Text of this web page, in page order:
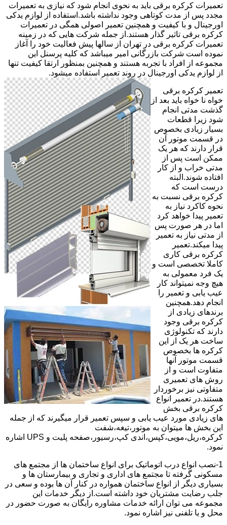
تعمیرات کرکره برقی باید به نحوی انجام شود که نیازی به تعمیرات
مجدد پس از مدت کوتاهی وجود نداشته باشد.استفاده از لوازم یدکی
اورجینال و با کیفیت و همچنین تعمیر اصولی همگی در تعمیرات
کرکره برقی تاثیر گذار هستند.از جمله شرکت هایی که در زمینه
تعمیرات کرکره برقی در تهران از سالها پیش فعالیت خود را آغاز
نموده است شرکت بازرگانی امیر میباشد که کلیه پرسنل این
مجموعه از افراد با تجربه هستند و همچنین بمنظور ارتقا کیفیت تنها
از لوازم یدکی اورجینال در روند تعمیر استفاده میشود.
تعمیر کرکره برقی
خواه نا خواه باید بعد از
گذشت مدتی انجام
شود زیرا قطعات
بسیار زیادی بخصوص
در قسمت موتور آن
قرار دارند که هر یک
ممکن است پس از
مدتی خراب و از کار
افتاده شوند.البته
درست است که
کرکره برقی نسبت به
نحوه کاکرد نیاز به
تعمیر پیدا خواهد کرد
اما در هر صورت پس
از مدتی نیاز به تعمیر
پیدا میکند.تعمیر
کرکره برقی کاری
کاملا تخصصی است و
یک فرد معمولی به
هیچ وجه نمیتواند کار
عیب یابی و تعمیر را
انجام دهد.همچنین
برندهای زیادی از
کرکره برقی وجود
دارند که تکنولوژی
ساخت هر یک از این
کرکره ها بخصوص
قسمت موتور آنها
متفاوت است و از
روش های تعمیری
متفاوتی نیز برخوردار
هستند.در تعمیر انواع
کرکره برقی بخش
های زیادی مورد عیب یابی و سپس تعمیر قرار میگیرند که از جمله
این بخش ها میتوان به موتور،تیغه،شفت
کرکره،ریل،مویی،کپس،اندی کپ،رسیور،صفحه پلیت و UPS اشاره
نمود.
1-نصب انواع درب اتوماتیک برای انواع ساختمان ها از مجتمع های
مسکونی گرفته تا مجتمع های اداری و تجاری و بیمارستان ها و
بسیاری دیگر از انواع ساختمان همواره در کنار آن ها بوده و سعی در
جلب رضایت مشتریان خود داشته است.از دیگر خدمات این
مجموعه می توان ارائه خدمات مشاوره رایگان به صورت حضور در
محل و یا تلفنی نیز اشاره نمود.